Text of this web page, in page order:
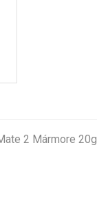
2 Mármore 20g